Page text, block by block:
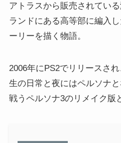
アトラスから販売されてい
ランドにある高等部に編入
ーリーを描く物語。
2006年にPS2でリリースさ
生の日常と夜にはペルソナ
戦うペルソナ3のリメイク版